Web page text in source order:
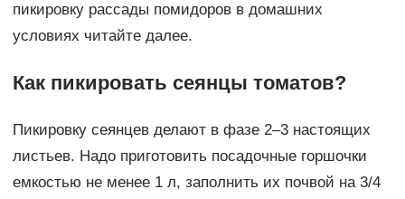
пикировку рассады помидоров в домашних
условиях читайте далее.
Как пикировать сеянцы томатов?
Пикировку сеянцев делают в фазе 2–3 настоящих
листьев. Надо приготовить посадочные горшочки
емкостью не менее 1 л, заполнить их почвой на 3/4